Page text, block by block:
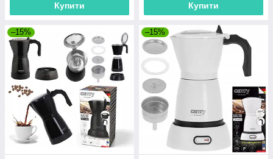
Купити Купити
–15% –15%